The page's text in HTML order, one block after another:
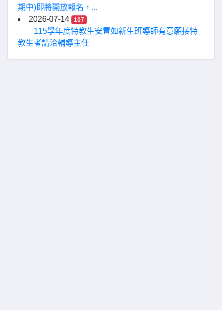
期中)即將開放報名，...
2026-07-14
107
115學年度特教生安置如新生班導師有意願接特
教生者請洽輔導主任